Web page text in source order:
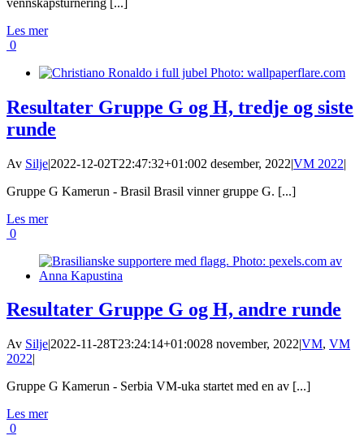
Les mer
0
Resultater Gruppe G og H, tredje og siste
runde
Av Silje|2022-12-02T22:47:32+01:002 desember, 2022|VM 2022|
Gruppe G Kamerun - Brasil Brasil vinner gruppe G. [...]
Les mer
0
Resultater Gruppe G og H, andre runde
Av Silje|2022-11-28T23:24:14+01:0028 november, 2022|VM, VM
2022|
Gruppe G Kamerun - Serbia VM-uka startet med en av [...]
Les mer
0